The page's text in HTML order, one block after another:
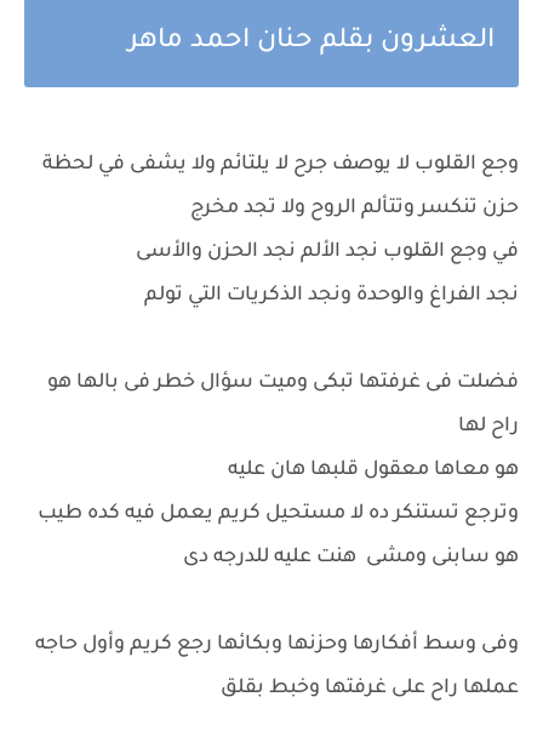
العشرون بقلم حنان احمد ماهر
وجع القلوب لا يوصف جرح لا يلتائم ولا يشفى في لحظة
حزن تنكسر وتتألم الروح ولا تجد مخرج
في وجع القلوب نجد الألم نجد الحزن والأسى
نجد الفراغ والوحدة ونجد الذكريات التي تولم
فضلت فى غرفتها تبكى وميت سؤال خطر فى بالها هو
راح لها
هو معاها معقول قلبها هان عليه
وترجع تستنكر ده لا مستحيل كريم يعمل فيه كده طيب
هو سابنى ومشى هنت عليه للدرجه دى
وفى وسط أفكارها وحزنها وبكائها رجع كريم وأول حاجه
عملها راح على غرفتها وخبط بقلق